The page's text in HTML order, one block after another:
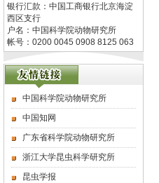
银行汇款：中国工商银行北京海淀
西区支行
户名：中国科学院动物研究所
帐号：0200 0045 0908 8125 063
中国科学院动物研究所
中国知网
广东省科学院动物研究所
浙江大学昆虫科学研究所
昆虫学报